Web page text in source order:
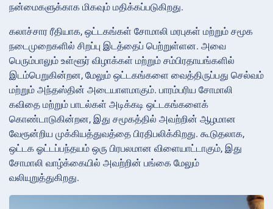
நன்மைகளுக்காக மிகவும் மதிக்கப்படுகிறது.
கலாச்சார ரீதியாக, ஒட்டகங்கள் சோமாலி மரபுகள் மற்றும் சமூக
நடைமுறைகளில் சிறப்பு இடத்தைப் பெற்றுள்ளன. அவை
பெரும்பாலும் உள்ளூர் விழாக்கள் மற்றும் சம்பிரதாயங்களில்
இடம்பெறுகின்றன, மேலும் ஒட்டகங்களை வைத்திருப்பது செல்வம்
மற்றும் அந்தஸ்தின் அடையாளமாகும். பாரம்பரிய சோமாலி
கவிதை மற்றும் பாடல்கள் அடிக்கடி ஒட்டகங்களைக்
கொண்டாடுகின்றன, இது சமூகத்தில் அவற்றின் ஆழமான
வேரூன்றிய முக்கியத்துவத்தை பிரதிபலிக்கிறது. கூடுதலாக,
ஒட்டக ஓட்டப்பந்தயம் ஒரு பிரபலமான விளையாட்டாகும், இது
சோமாலி வாழ்க்கையில் அவற்றின் பங்கை மேலும்
வலியுறுத்துகிறது.